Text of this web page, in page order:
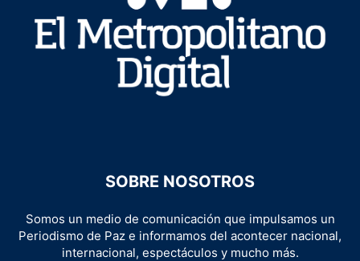
SOBRE NOSOTROS
Somos un medio de comunicación que impulsamos un
Periodismo de Paz e informamos del acontecer nacional,
internacional, espectáculos y mucho más.